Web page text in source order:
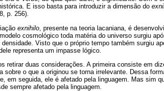
E isso basta para introduzir a dimensão do
p. 256).
exnihilo , presente na teoria lacaniana, é
modelo cosmológico toda matéria do universo surgiu
densidade. Visto que o próprio tempo também surgiu
representa um impasse lógico.
retirar duas considerações. A primeira consiste em
sobre o que a originou se torna irrelevante. Dessa
em seguida, ele é afetado pela linguagem. Mas sim
sempre afetado pela linguagem.